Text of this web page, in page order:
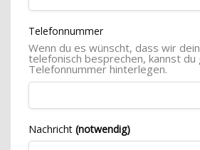
Telefonnummer
Wenn du es wünscht, dass wir
telefonisch besprechen, kannst du
Telefonnummer hinterlegen.
Nachricht (notwendig)